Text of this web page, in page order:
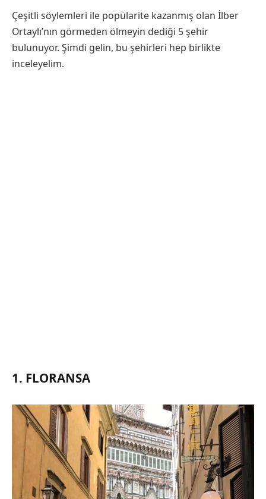
Çeşitli söylemleri ile popülarite kazanmış olan İlber
Ortaylı’nın görmeden ölmeyin dediği 5 şehir
bulunuyor. Şimdi gelin, bu şehirleri hep birlikte
inceleyelim.
1. FLORANSA